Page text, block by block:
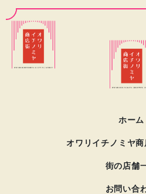
ホーム
オワリイチノミヤ
街の店舗
お問い合